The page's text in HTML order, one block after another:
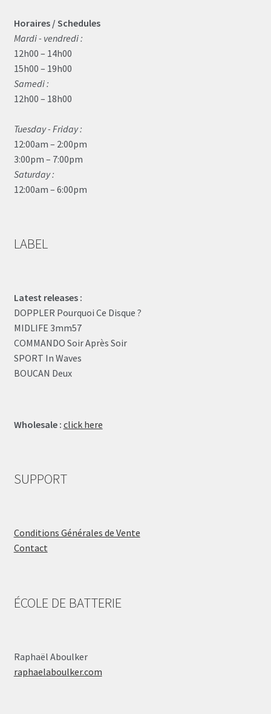
Horaires / Schedules
Mardi - vendredi :
12h00 – 14h00
15h00 – 19h00
Samedi :
12h00 – 18h00
Tuesday - Friday :
12:00am – 2:00pm
3:00pm – 7:00pm
Saturday :
12:00am – 6:00pm
LABEL
Latest releases :
DOPPLER Pourquoi Ce Disque ?
MIDLIFE 3mm57
COMMANDO Soir Après Soir
SPORT In Waves
BOUCAN Deux
Wholesale : click here
SUPPORT
Conditions Générales de Vente
Contact
ÉCOLE DE BATTERIE
Raphaël Aboulker
raphaelaboulker.com